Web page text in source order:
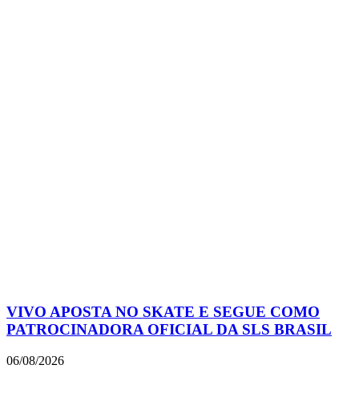
VIVO APOSTA NO SKATE E SEGUE COMO
PATROCINADORA OFICIAL DA SLS BRASIL
06/08/2026